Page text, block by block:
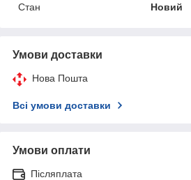
Стан
Новий
Умови доставки
Нова Пошта
Всі умови доставки
Умови оплати
Післяплата